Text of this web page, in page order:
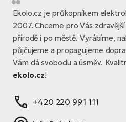
Ekolo.cz je průkopníkem
2007. Chceme pro Vás
přírodě i po městě. Vyrábíme,
půjčujeme a propagujeme
Vám dá svobodu a úsměv.
ekolo.cz!
+420 220 991 111